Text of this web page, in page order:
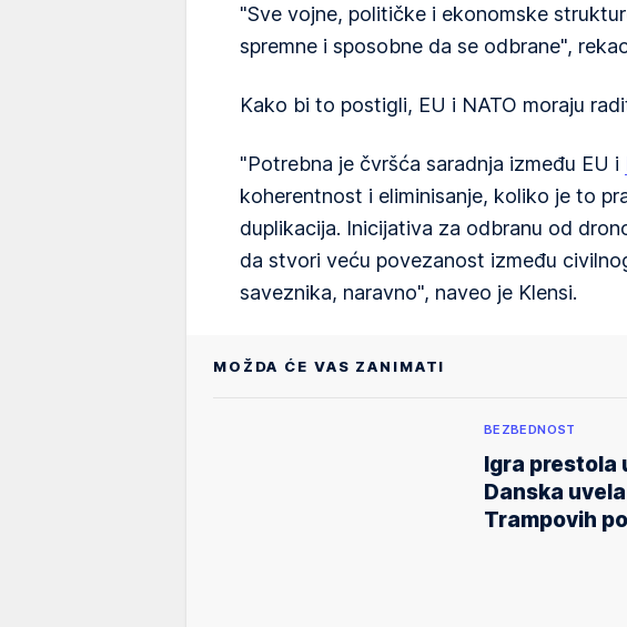
"Sve vojne, političke i ekonomske
spremne i sposobne da se odbrane",
Kako bi to postigli, EU i NATO moraju
"Potrebna je čvršća saradnja između EU i
koherentnost i eliminisanje, koliko je to
duplikacija. Inicijativa za odbranu od
da stvori veću povezanost između
saveznika, naravno", naveo je Klensi.
MOŽDA ĆE VAS ZANIMATI
BEZBEDNOST
Igra prestola
Danska
Trampovih